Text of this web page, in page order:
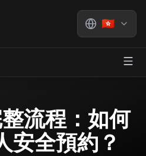
🇭🇰
流程：如何
安全預約？